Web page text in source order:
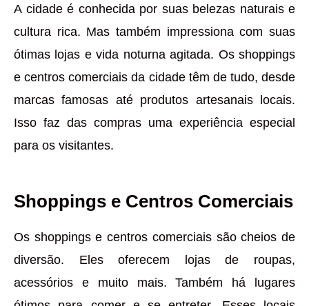
A cidade é conhecida por suas belezas naturais e
cultura rica. Mas também impressiona com suas
ótimas lojas e vida noturna agitada. Os shoppings
e centros comerciais da cidade têm de tudo, desde
marcas famosas até produtos artesanais locais.
Isso faz das compras uma experiência especial
para os visitantes.
Shoppings e Centros Comerciais
Os shoppings e centros comerciais são cheios de
diversão. Eles oferecem lojas de roupas,
acessórios e muito mais. Também há lugares